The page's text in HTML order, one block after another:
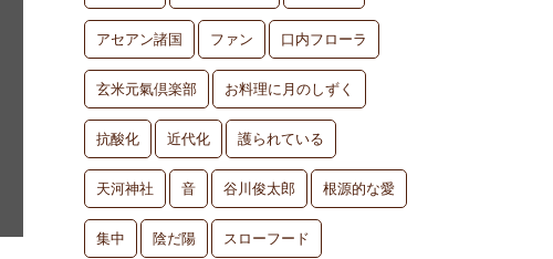
アセアン諸国 ファン 口内フローラ
玄米元氣倶楽部 お料理に月のしずく
抗酸化 近代化 護られている
天河神社 音 谷川俊太郎 根源的な愛
集中 陰だ陽 スローフード